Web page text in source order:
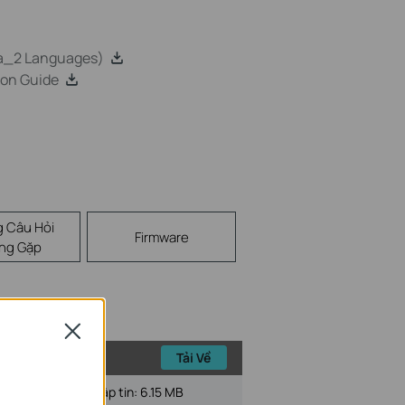
Languages)
Guide
Câu Hỏi
Gặp
Firmware
Tải Về
Kích cỡ tập tin: 6.15 MB
Close